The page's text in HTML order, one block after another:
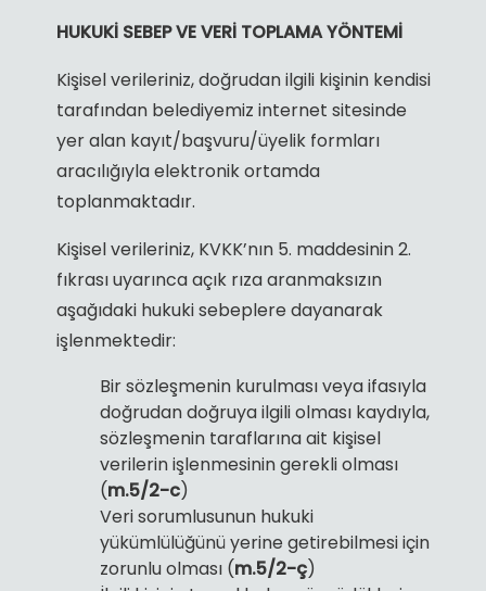
HUKUKİ SEBEP VE VERİ TOPLAMA YÖNTEMİ
Kişisel verileriniz, doğrudan ilgili kişinin kendisi
tarafından belediyemiz internet sitesinde
yer alan kayıt/başvuru/üyelik formları
aracılığıyla elektronik ortamda
toplanmaktadır.
Kişisel verileriniz, KVKK’nın 5. maddesinin 2.
fıkrası uyarınca açık rıza aranmaksızın
aşağıdaki hukuki sebeplere dayanarak
işlenmektedir:
Bir sözleşmenin kurulması veya ifasıyla
doğrudan doğruya ilgili olması kaydıyla,
sözleşmenin taraflarına ait kişisel
verilerin işlenmesinin gerekli olması
(m.5/2-c)
Veri sorumlusunun hukuki
yükümlülüğünü yerine getirebilmesi için
zorunlu olması (m.5/2-ç)